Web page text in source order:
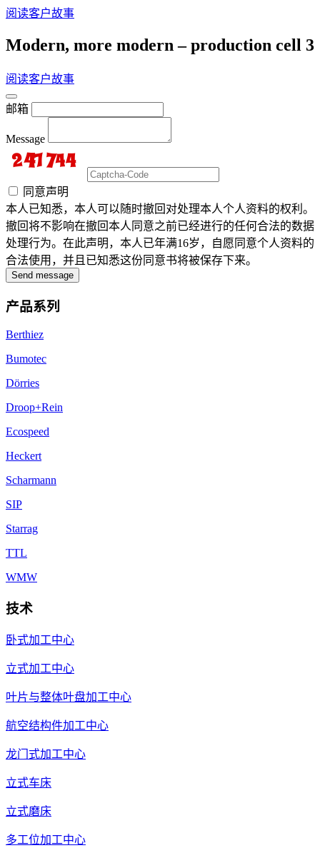
阅读客户故事
Modern, more modern – production cell 3
阅读客户故事
邮箱
Message
同意声明
本人已知悉，本人可以随时撤回对处理本人个人资料的权利。
撤回将不影响在撤回本人同意之前已经进行的任何合法的数据
处理行为。在此声明，本人已年满16岁，自愿同意个人资料的
合法使用，并且已知悉这份同意书将被保存下来。
Send message
产品系列
Berthiez
Bumotec
Dörries
Droop+Rein
Ecospeed
Heckert
Scharmann
SIP
Starrag
TTL
WMW
技术
卧式加工中心
立式加工中心
叶片与整体叶盘加工中心
航空结构件加工中心
龙门式加工中心
立式车床
立式磨床
多工位加工中心